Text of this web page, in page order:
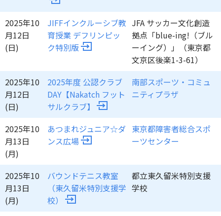
2025年10
月12日
(日)
JIFFインクルーシブ教
育授業 デフリンピッ
ク特別版
JFA サッカー文化創造
拠点「blue-ing!（ブル
ーイング）」（東京都
文京区後楽1-3-61）
2025年10
月12日
(日)
2025年度 公認クラブ
DAY【Nakatch フット
サルクラブ】
南部スポーツ・コミュ
ニティプラザ
2025年10
月13日
(月)
あつまれジュニア☆ダ
ンス広場
東京都障害者総合スポ
ーツセンター
2025年10
月13日
(月)
バウンドテニス教室
（東久留米特別支援学
校）
都立東久留米特別支援
学校